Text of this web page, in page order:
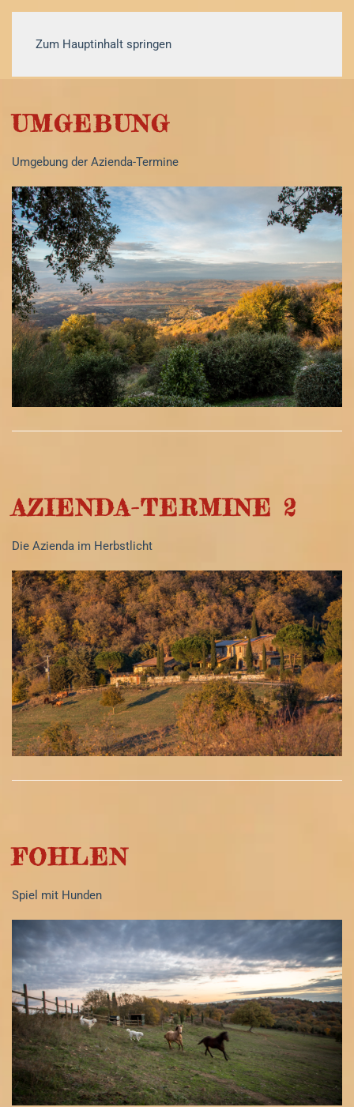
Zum Hauptinhalt springen
UMGEBUNG
Umgebung der Azienda-Termine
AZIENDA-TERMINE 2
Die Azienda im Herbstlicht
FOHLEN
Spiel mit Hunden